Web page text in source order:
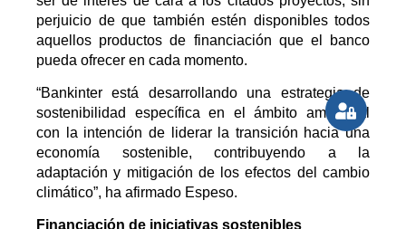
perjuicio de que también estén disponibles todos
aquellos productos de financiación que el banco
pueda ofrecer en cada momento.
“Bankinter está desarrollando una estrategia de
sostenibilidad específica en el ámbito ambiental
con la intención de liderar la transición hacia una
economía sostenible, contribuyendo a la
adaptación y mitigación de los efectos del cambio
climático”, ha afirmado Espeso.
Financiación de iniciativas sostenibles